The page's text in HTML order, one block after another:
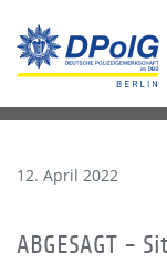
12. April 2022
ABGESAGT -